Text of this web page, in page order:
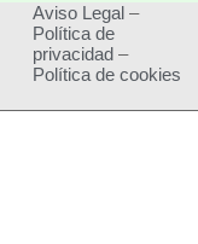
Aviso Legal–
Política de
privacidad–
Política de cookies